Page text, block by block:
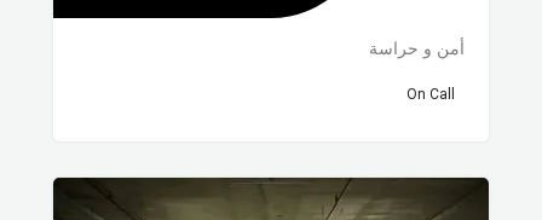
أمن و حراسة
On Call